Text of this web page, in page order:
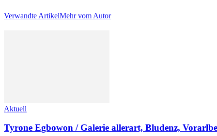
Verwandte ArtikelMehr vom Autor
Aktuell
Tyrone Egbowon / Galerie allerart, Bludenz,